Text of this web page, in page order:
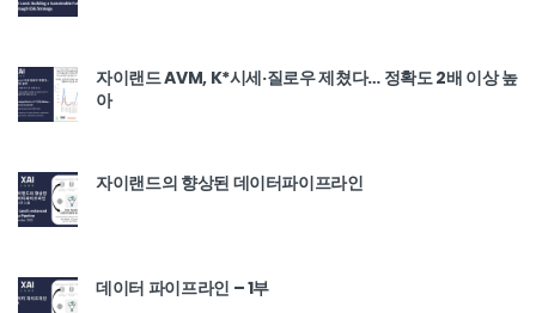
자이랜드 AVM, K*시세·질로우 제쳤다… 정확도 2배 이상 높
아
자이랜드의 향상된 데이터파이프라인
데이터 파이프라인 – 1부